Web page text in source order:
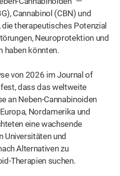
Cannabinol (CBN) und
therapeutisches Potenzial
Neuroprotektion und
haben könnten.
von 2026 im Journal of
dass das weltweite
an Neben-Cannabinoiden
Nordamerika und
eine wachsende
Universitäten und
Alternativen zu
Therapien suchen.